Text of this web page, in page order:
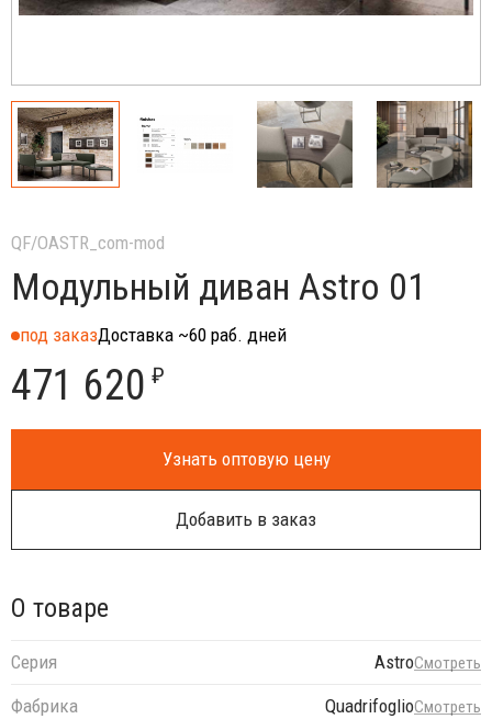
QF/OASTR_com-mod
Модульный диван Astro 01
под заказДоставка ~60 раб. дней
471 620 ₽
Узнать оптовую цену
Добавить в заказ
О товаре
Серия AstroСмотреть
Фабрика QuadrifoglioСмотреть